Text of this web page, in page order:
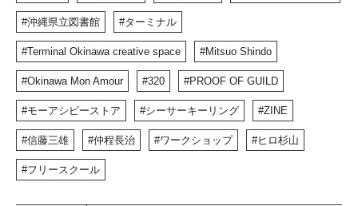
沖縄県立図書館 ターミナル
Terminal Okinawa creative space Mitsuo Shindo
Okinawa Mon Amour 320 PROOF OF GUILD
モーアシビーストア シーサーキーリング ZINE
信藤三雄 仲程長治 ワークショップ ヒロ杉山
フリースクール